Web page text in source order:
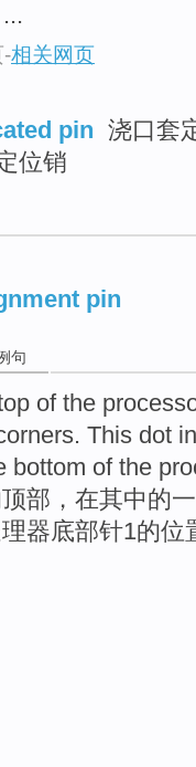
-相关网页
pin 浇口套
位销
pin
句
ofthe
. This dot
bottom of the
顶部 ， 在其中的一
器底部针1的位